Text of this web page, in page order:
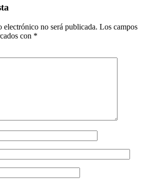
electrónico no será publicada. Los campos
con *